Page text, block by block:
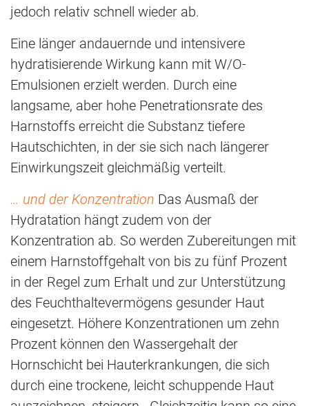
jedoch relativ schnell wieder ab.
Eine länger andauernde und intensivere
hydratisierende Wirkung kann mit W/O-
Emulsionen erzielt werden. Durch eine
langsame, aber hohe Penetrationsrate des
Harnstoffs erreicht die Substanz tiefere
Hautschichten, in der sie sich nach längerer
Einwirkungszeit gleichmäßig verteilt.
… und der Konzentration Das Ausmaß der
Hydratation hängt zudem von der
Konzentration ab. So werden Zubereitungen mit
einem Harnstoffgehalt von bis zu fünf Prozent
in der Regel zum Erhalt und zur Unterstützung
des Feuchthaltevermögens gesunder Haut
eingesetzt. Höhere Konzentrationen um zehn
Prozent können den Wassergehalt der
Hornschicht bei Hauterkrankungen, die sich
durch eine trockene, leicht schuppende Haut